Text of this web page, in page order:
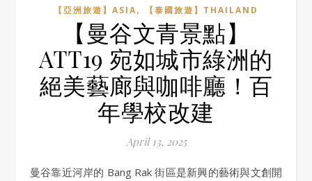
【亞洲旅遊】ASIA, 【泰國旅遊】THAILAND
【曼谷文青景點】
ATT19 宛如城市綠洲的
絕美藝廊與咖啡廳！百
年學校改建
April 13, 2025
曼谷靠近河岸的 Bang Rak 街區是新興的藝術與文創開